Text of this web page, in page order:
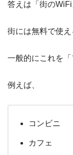
答えは「街のWiFi
街には無料で使え
一般的にこれを「
例えば、
コンビニ
カフェ